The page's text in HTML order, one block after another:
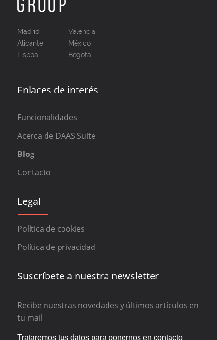
Madrid
Valencia
Alicante
México
Lisboa
Bogotá
Enlaces de interés
Funcionalidades
Acerca de DAAS Suite
Blog
Contacto
Legal
Política de cookies
Política de privacidad
Suscríbete a nuestra newsletter
Recibe nuestras novedades y últimos artículos en
tu mail
Trataremos tus datos para ponernos en contacto